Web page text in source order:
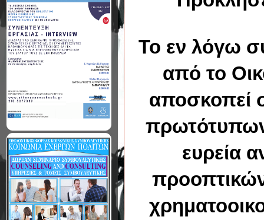
To εν λόγω
από το
αποσκοπεί
πρωτότυπων
ευρεία
προοπτικών